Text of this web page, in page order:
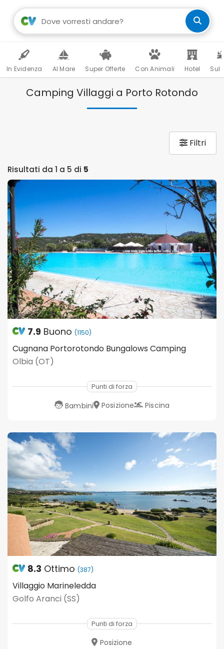
In Evidenza Al Mare Super Offerte Con Animali Hotel Sul
Camping Villaggi a Porto Rotondo
Filtri
Risultati da 1 a 5 di 5
7.9 Buono (1150)
Cugnana Portorotondo Bungalows Camping
Olbia (OT)
Punti di forza
Bambini Posizione Piscina
8.3 Ottimo (387)
Villaggio Marineledda
Golfo Aranci (SS)
Punti di forza
Posizione